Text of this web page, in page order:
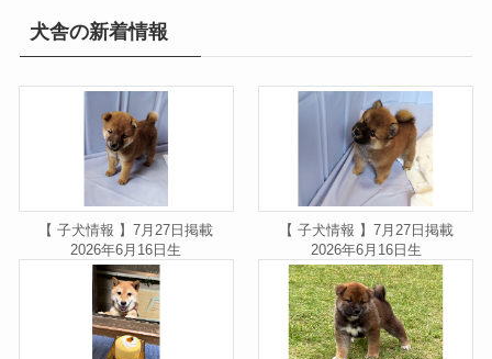
犬舎の新着情報
【 子犬情報 】7月27日掲載
2026年6月16日生
【 子犬情報 】7月27日掲載
2026年6月16日生